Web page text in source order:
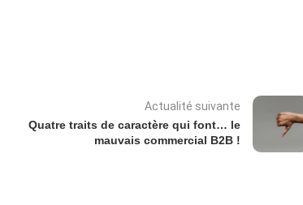
Actualité suivante
Quatre traits de caractère qui font… le
mauvais commercial B2B !